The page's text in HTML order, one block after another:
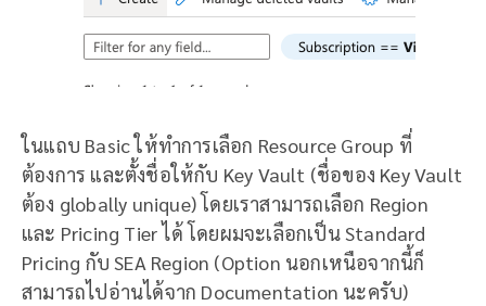
ในแถบ Basic ให้ทำการเลือก Resource Group ที่
ต้องการ และตั้งชื่อให้กับ Key Vault (ชื่อของ Key Vault
ต้อง globally unique) โดยเราสามารถเลือก Region
และ Pricing Tier ได้ โดยผมจะเลือกเป็น Standard
Pricing กับ SEA Region (Option นอกเหนือจากนี้ก็
สามารถไปอ่านได้จาก Documentation นะครับ)